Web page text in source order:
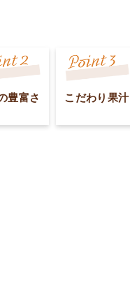
豊富さ こだわり果汁